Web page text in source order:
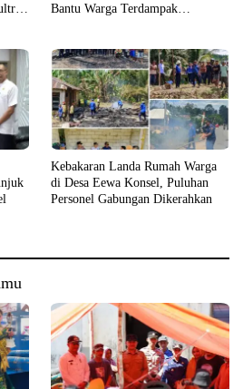
Bantu Warga Terdampak
Kebakaran Landa Rumah Warga
di Desa Eewa Konsel, Puluhan
Personel Gabungan Dikerahkan